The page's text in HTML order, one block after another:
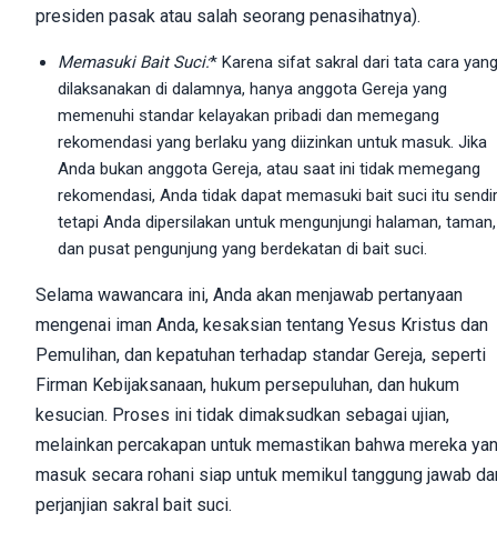
presiden pasak atau salah seorang penasihatnya).
Memasuki Bait Suci:* Karena sifat sakral dari tata cara yang
dilaksanakan di dalamnya, hanya anggota Gereja yang
memenuhi standar kelayakan pribadi dan memegang
rekomendasi yang berlaku yang diizinkan untuk masuk. Jika
Anda bukan anggota Gereja, atau saat ini tidak memegang
rekomendasi, Anda tidak dapat memasuki bait suci itu
tetapi Anda dipersilakan untuk mengunjungi halaman, taman,
dan pusat pengunjung yang berdekatan di bait suci.
Selama wawancara ini, Anda akan menjawab pertanyaan
mengenai iman Anda, kesaksian tentang Yesus Kristus dan
Pemulihan, dan kepatuhan terhadap standar Gereja, seperti
Firman Kebijaksanaan, hukum persepuluhan, dan hukum
kesucian. Proses ini tidak dimaksudkan sebagai ujian,
melainkan percakapan untuk memastikan bahwa mereka
masuk secara rohani siap untuk memikul tanggung jawab
perjanjian sakral bait suci.